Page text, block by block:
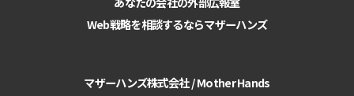
Web戦略を相談するならマザーハンズ
マザーハンズ株式会社 / Mother Hands